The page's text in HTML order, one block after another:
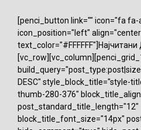
[penci_button link="" icon="fa
icon_position="left"
DESC" style_block_title="style-
thumb-280-376"
post_standard_title_length="12"
block_title_font_size="14px"